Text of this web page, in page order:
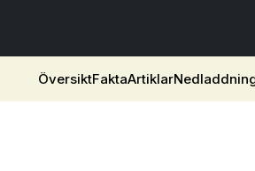
ÖversiktFaktaArtiklar